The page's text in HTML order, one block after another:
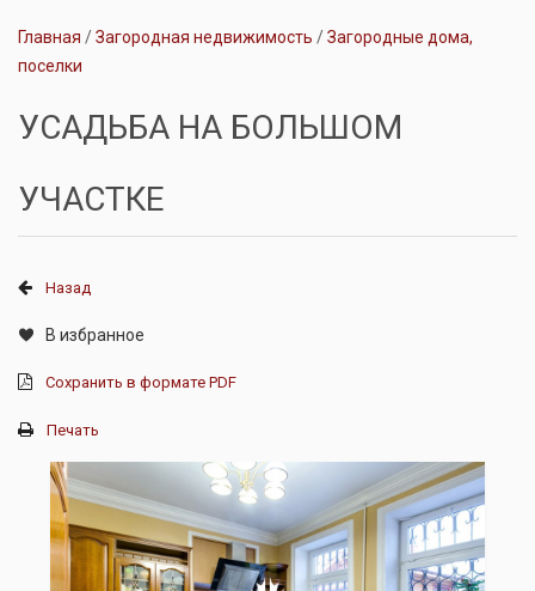
Главная Загородная недвижимость
Загородные дома,
поселки
УСАДЬБА НА БОЛЬШОМ
УЧАСТКЕ
Назад
В избранное
Сохранить в формате PDF
Печать